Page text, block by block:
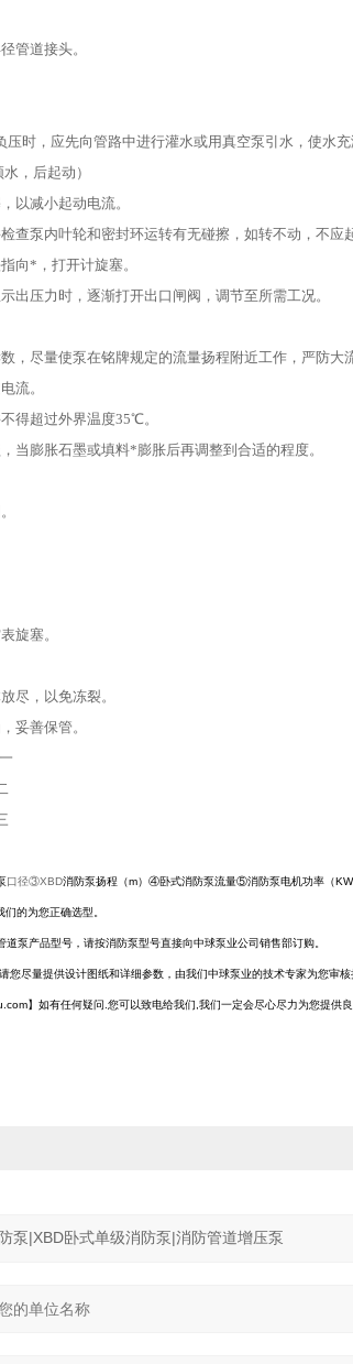
管道接头。
压时，应先向管路中进行灌水或用真空泵引水，使水
，后起动）
以减小起动电流。
查泵内叶轮和密封环运转有无碰擦，如转不动，不应
向*，打开计旋塞。
出压力时，逐渐打开出口闸阀，调节至所需工况。
，尽量使泵在铭牌规定的流量扬程附近工作，严防大
流。
得超过外界温度35℃。
当膨胀石墨或填料*膨胀后再调整到合适的程度。
旋塞。
尽，以免冻裂。
妥善保管。
口径③XBD消防泵扬程（m）④卧式消防泵流量⑤消防泵电机功率（
的为您正确选型。
道泵产品型号，请按消防泵型号直接向中球泵业公司销售部订购。
您尽量提供设计图纸和详细参数，由我们中球泵业的技术专家为您审核
】 如有任何疑问 您可以致电给我们 我们一定会尽心尽力为您提供